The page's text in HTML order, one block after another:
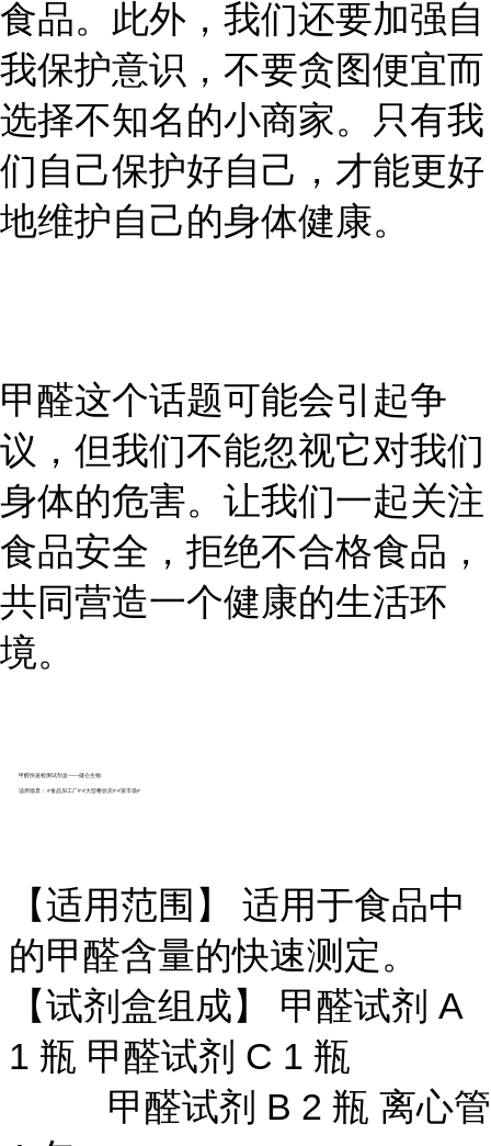
食品。此外，我们还要加强自
我保护意识，不要贪图便宜而
选择不知名的小商家。只有我
们自己保护好自己，才能更好
地维护自己的身体健康。
甲醛这个话题可能会引起争
议，但我们不能忽视它对我们
身体的危害。让我们一起关注
食品安全，拒绝不合格食品，
共同营造一个健康的生活环
境。
甲醛快速检测试剂盒——健仑生物
适用场景： #食品加工厂# #大型餐饮店# #菜市场#
【适用范围】 适用于食品中
的甲醛含量的快速测定。
【试剂盒组成】 甲醛试剂 A
1 瓶 甲醛试剂 C 1 瓶
甲醛试剂 B 2 瓶 离心管